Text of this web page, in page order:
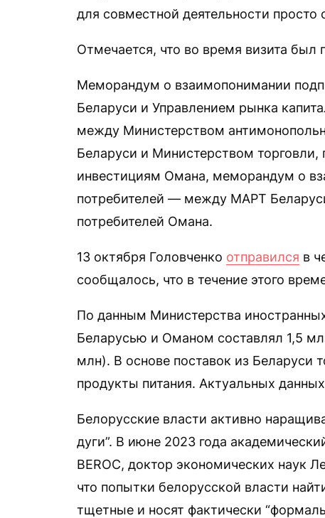
для совместной деятельности
Отмечается, что во время визита
Меморандум о взаимопонимании
Беларуси и Управлением рынка
между Министерством
Беларуси и Министерством
инвестициям Омана, меморандум о
потребителей — между МАРТ
потребителей Омана.
13 октября Головченко отправился в
сообщалось, что в течение этого
По данным Министерства
Беларусью и Оманом составлял 1,5
млн). В основе поставок из Беларуси
продукты питания. Актуальных
Белорусские власти активно
дуги”. В июне 2023 года
BEROC, доктор экономических наук
что попытки белорусской власти
тщетные и носят фактически